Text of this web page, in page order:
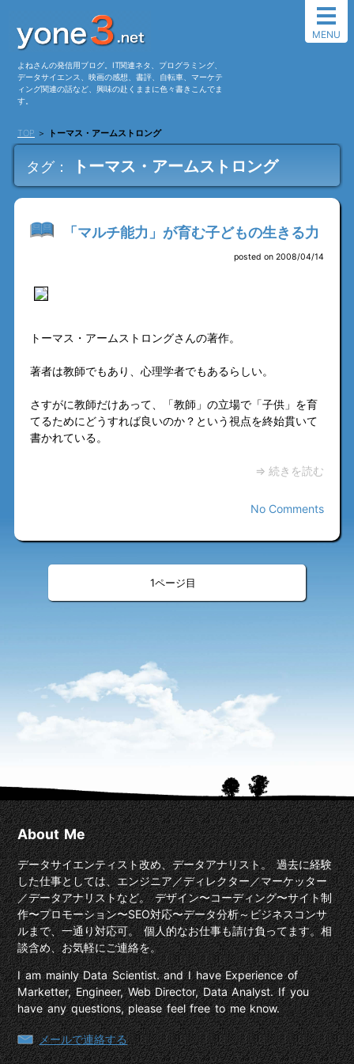
よねさんの発信用ブログ。IT関連ネタ、プログラミング、
データサイエンス、映画の感想、書評、自転車、マーケテ
ィング関連の話など、興味の赴くままに色々書きこんでま
す。
TOP ＞ トーマス・アームストロング
MENU
タグ： トーマス・アームストロング
「マルチ能力」が育む子どもの生きる力
posted on 2008/04/14
トーマス・アームストロングさんの著作。
著者は教師でもあり、心理学者でもあるらしい。
さすがに教師だけあって、「教師」の立場で「子供」を育
てるためにどうすれば良いのか？という視点を終始貫いて
書かれている。
⇒ 続きを読む
No Comments
1
About Me
データサイエンティスト改め、データアナリスト。 過去に経験
した仕事としては、エンジニア／ディレクター／マーケッター
／データアナリストなど。 デザイン〜コーディング〜サイト制
作〜プロモーション〜SEO対応〜データ分析～ビジネスコンサ
ルまで、一通り対応可。 個人的なお仕事も請け負ってます。相
談含め、お気軽にご連絡を。
I am mainly Data Scientist. and I have Experience of
Marketter, Engineer, Web Director, Data Analyst. If you
have any questions, please feel free to me know.
メールで連絡する